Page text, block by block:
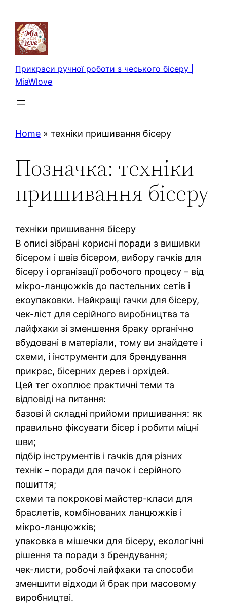
вмісту
Прикраси ручної роботи з чеського бісеру |
MiaWlove
Home »техніки пришивання бісеру
Позначка: техніки
пришивання бісеру
техніки пришивання бісеру
В описі зібрані корисні поради з вишивки
бісером і швів бісером, вибору гачків для
бісеру і організації робочого процесу – від
мікро-ланцюжків до пастельних сетів і
екоупаковки. Найкращі гачки для бісеру,
чек-ліст для серійного виробництва та
лайфхаки зі зменшення браку органічно
вбудовані в матеріали, тому ви знайдете і
схеми, і інструменти для брендування
прикрас, бісерних дерев і орхідей.
Цей тег охоплює практичні теми та
відповіді на питання:
базові й складні прийоми пришивання: як
правильно фіксувати бісер і робити міцні
шви;
підбір інструментів і гачків для різних
технік – поради для пачок і серійного
пошиття;
схеми та покрокові майстер-класи для
браслетів, комбінованих ланцюжків і
мікро-ланцюжків;
упаковка в мішечки для бісеру, екологічні
рішення та поради з брендування;
чек-листи, робочі лайфхаки та способи
зменшити відходи й брак при масовому
виробництві.